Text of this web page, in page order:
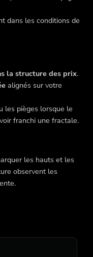
dans les conditions de
la structure des prix.
alignés sur votre
les pièges lorsque le
franchi une fractale.
les hauts et les
observent les